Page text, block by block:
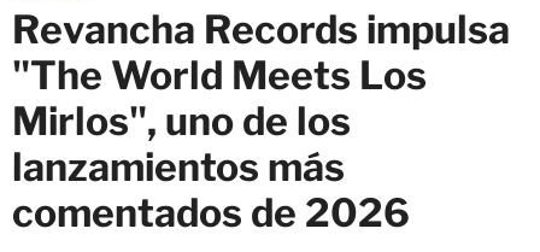
Revancha Records impulsa
"The World Meets Los
Mirlos", uno de los
lanzamientos más
comentados de 2026